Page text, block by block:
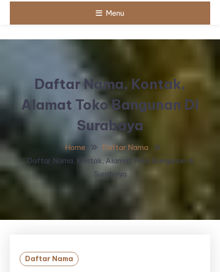
Menu
Daftar Nama, Kontak,
Alamat Toko Bangunan Di
Surabaya
Home
Daftar Nama
Daftar Nama, Kontak, Alamat Toko Bangunan di
Surabaya
Daftar Nama